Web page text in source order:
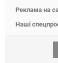
Реклама на
Наші